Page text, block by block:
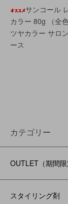
サンコール
カラー 80g （全
ツヤカラー サロ
ース
カテゴリー
OUTLET（期間
スタイリング剤